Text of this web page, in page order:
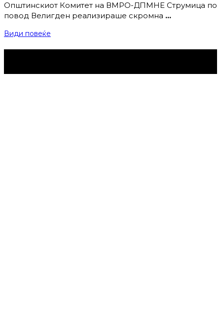
Општинскиот Комитет на ВМРО-ДПМНЕ Струмица по
повод Велигден реализираше скромна …
Види повеќе